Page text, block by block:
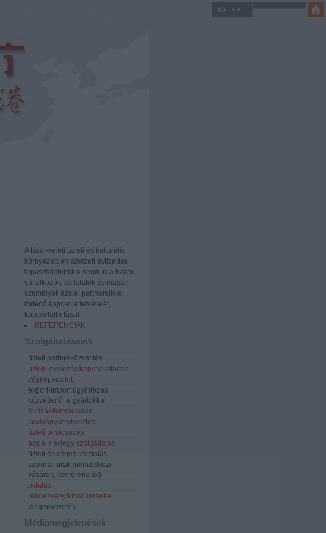
A távol-keleti üzleti és kulturális
környezetben szerzett évtizedes
tapasztalatunkkal segítjük a hazai
vállalkozók, vállalatok és magán-
személyek ázsiai partnereikkel
történő kapcsolatfelvételét,
kapcsolattartását.
REFERENCIÁK
Szolgáltatásaink
üzleti partnerközvetítés
üzleti levelezés/kapcsolattartás
cégképviselet
export-import ügyintézés
közvetlenül a gyártókkal
fordítás/tolmácsolás
kiadványszerkesztés
üzleti tanácsadás
ázsiai névjegy szolgáltatás
üzleti és céges utaztatás
szakmai utak (nemzetközi
vásárok, konferenciák)
oktatás
rendezvény/kínai karaoke
idegenvezetés
Médiamegjelenések